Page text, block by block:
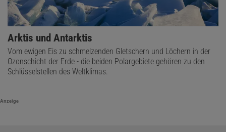
Arktis und Antarktis
Vom ewigen Eis zu schmelzenden Gletschern und Löchern in der
Ozonschicht der Erde - die beiden Polargebiete gehören zu den
Schlüsselstellen des Weltklimas.
Anzeige